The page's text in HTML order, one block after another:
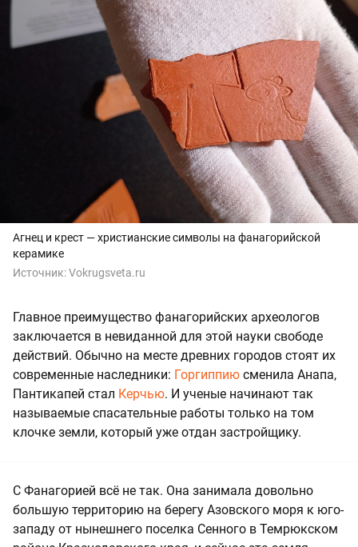
Агнец и крест — христианские символы на фанагорийской
керамике
Источник:Vokrugsveta.ru
Главное преимущество фанагорийских археологов
заключается в невиданной для этой науки свободе
действий. Обычно на месте древних городов стоят их
современные наследники: Горгиппию сменила Анапа,
Пантикапей стал Керчью. И ученые начинают так
называемые спасательные работы только на том
клочке земли, который уже отдан застройщику.
С Фанагорией всё не так. Она занимала довольно
большую территорию на берегу Азовского моря к юго-
западу от нынешнего поселка Сенного в Темрюкском